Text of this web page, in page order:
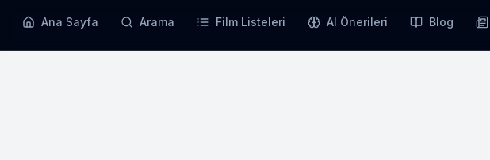
Ana Sayfa Arama Film Listeleri AI Önerileri Blog